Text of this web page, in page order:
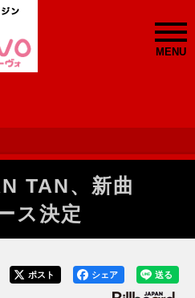
MENU
TAN、新曲
ス決定
送る
シェア
ポスト